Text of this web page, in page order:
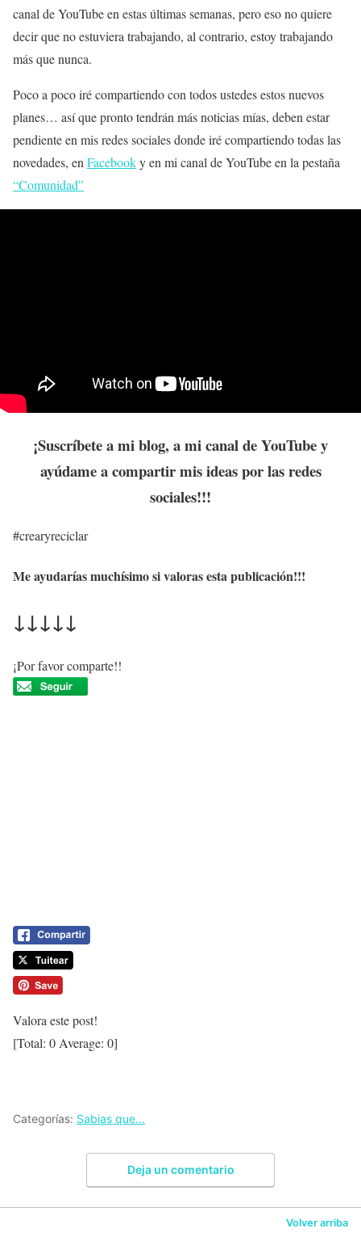
canal de YouTube en estas últimas semanas, pero eso no quiere
decir que no estuviera trabajando, al contrario, estoy trabajando
más que nunca.
Poco a poco iré compartiendo con todos ustedes estos nuevos
planes… así que pronto tendrán más noticias mías, deben estar
pendiente en mis redes sociales donde iré compartiendo todas las
novedades, en Facebooky en mi canal de YouTube en la pestaña
“Comunidad”
¡Suscríbete a mi blog, a mi canal de YouTube y
ayúdame a compartir mis ideas por las redes
sociales!!!
#crearyreciclar
Me ayudarías muchísimo si valoras esta publicación!!!
↓↓↓↓↓
¡Por favor comparte!!
Valora este post!
[Total: 0 Average: 0]
Categorías: Sabias que...
Deja un comentario
Volver arriba